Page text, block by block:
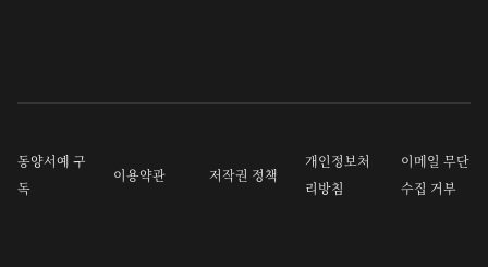
동양서예 구
독
이용약관 저작권 정책
개인정보처
리방침
이메일 무단
수집 거부